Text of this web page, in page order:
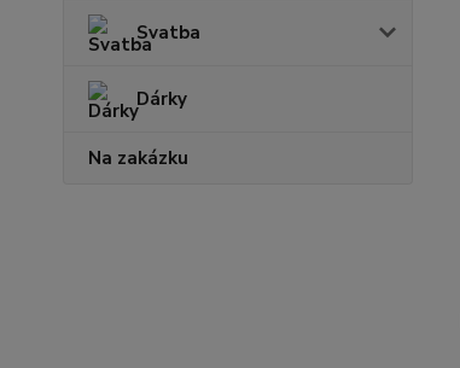
Svatba
Dárky
Na zakázku